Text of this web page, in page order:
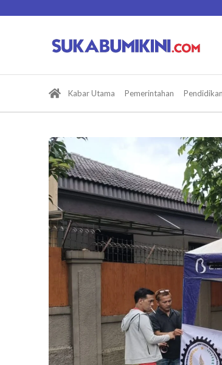
Kabar Utama Pemerintahan Pendidikan